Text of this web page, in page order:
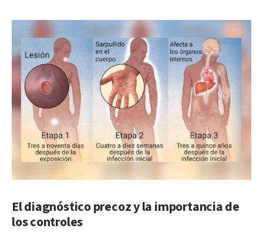
El diagnóstico precoz y la importancia de
los controles